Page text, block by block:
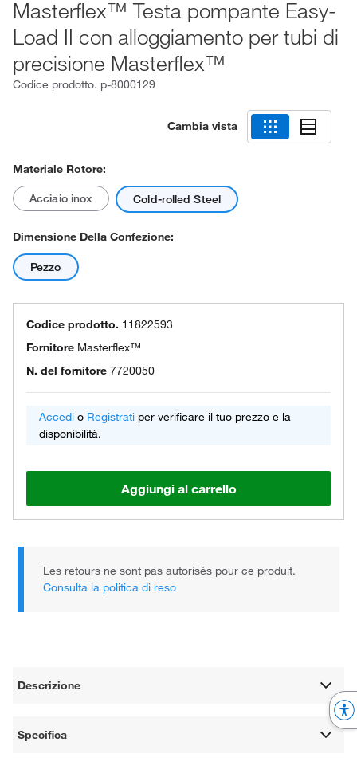
Masterflex™ Testa pompante Easy-
Load II con alloggiamento per tubi di
precisione Masterflex™
Codice prodotto. p-8000129
Cambia vista
Materiale Rotore:
Acciaio inox Cold-rolled Steel
Dimensione Della Confezione:
Pezzo
Codice prodotto. 11822593
Fornitore Masterflex™
N. del fornitore 7720050
Accedi o Registrati per verificare il tuo prezzo e la
disponibilità.
Aggiungi al carrello
Les retours ne sont pas autorisés pour ce produit.
Consulta la politica di reso
Descrizione
Specifica